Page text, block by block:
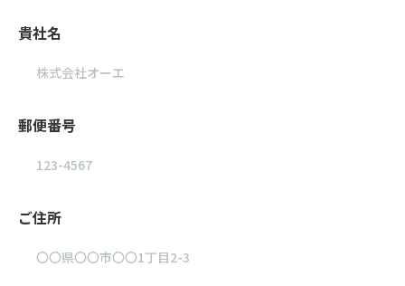
貴社名
郵便番号
ご住所